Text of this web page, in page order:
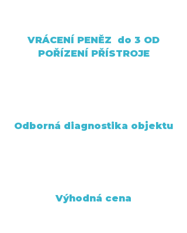
VRÁCENÍ PENĚZ do 3 OD
POŘÍZENÍ PŘÍSTROJE
Odborná diagnostika objektu
Výhodná cena